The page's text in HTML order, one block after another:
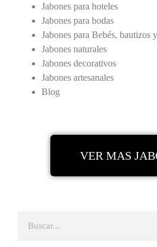
Jabones para hoteles
Jabones para bodas
Jabones para Bebés, bautizos
Jabones naturales
Jabones decorativos
Jabones artesanales
Blog
VER MAS